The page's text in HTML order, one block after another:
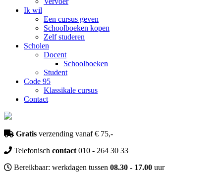
Ik wil
Een cursus geven
Schoolboeken kopen
Zelf studeren
Scholen
Docent
Schoolboeken
Student
Code 95
Klassikale cursus
Contact
Gratis verzending vanaf € 75,-
Telefonisch contact 010 - 264 30 33
Bereikbaar: werkdagen tussen 08.30 - 17.00 uur